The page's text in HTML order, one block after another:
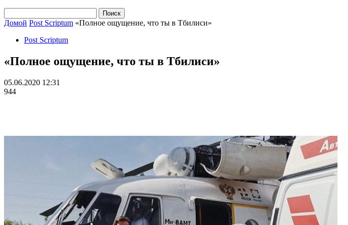
Домой Post Scriptum «Полное ощущение, что ты в Тбилиси»
Post Scriptum
«Полное ощущение, что ты в Тбилиси»
05.06.2020 12:31
944